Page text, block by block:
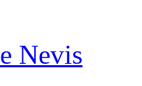
Nevis